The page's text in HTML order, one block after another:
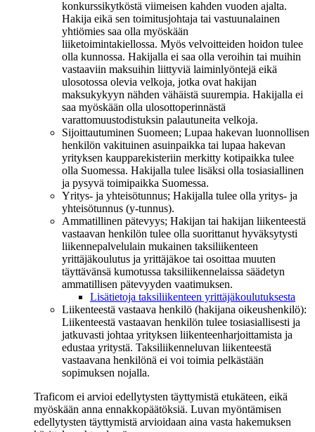
konkurssikytköstä viimeisen kahden vuoden ajalta.
Hakija eikä sen toimitusjohtaja tai vastuunalainen
yhtiömies saa olla myöskään
liiketoimintakiellossa. Myös velvoitteiden hoidon tulee
olla kunnossa. Hakijalla ei saa olla veroihin tai muihin
vastaaviin maksuihin liittyviä laiminlyöntejä eikä
ulosotossa olevia velkoja, jotka ovat hakijan
maksukykyyn nähden vähäistä suurempia. Hakijalla ei
saa myöskään olla ulosottoperinnästä
varattomuustodistuksin palautuneita velkoja.
Sijoittautuminen Suomeen; Lupaa hakevan luonnollisen
henkilön vakituinen asuinpaikka tai lupaa hakevan
yrityksen kaupparekisteriin merkitty kotipaikka tulee
olla Suomessa. Hakijalla tulee lisäksi olla tosiasiallinen
ja pysyvä toimipaikka Suomessa.
Yritys- ja yhteisötunnus; Hakijalla tulee olla yritys- ja
yhteisötunnus (y-tunnus).
Ammatillinen pätevyys; Hakijan tai hakijan liikenteestä
vastaavan henkilön tulee olla suorittanut hyväksytysti
liikennepalvelulain mukainen taksiliikenteen
yrittäjäkoulutus ja yrittäjäkoe tai osoittaa muuten
täyttävänsä kumotussa taksiliikennelaissa säädetyn
ammatillisen pätevyyden vaatimuksen.
Lisätietoja taksiliikenteen yrittäjäkoulutuksesta
Liikenteestä vastaava henkilö (hakijana oikeushenkilö):
Liikenteestä vastaavan henkilön tulee tosiasiallisesti ja
jatkuvasti johtaa yrityksen liikenteenharjoittamista ja
edustaa yritystä. Taksiliikenneluvan liikenteestä
vastaavana henkilönä ei voi toimia pelkästään
sopimuksen nojalla.
Traficom ei arvioi edellytysten täyttymistä etukäteen, eikä
myöskään anna ennakkopäätöksiä. Luvan myöntämisen
edellytysten täyttymistä arvioidaan aina vasta hakemuksen